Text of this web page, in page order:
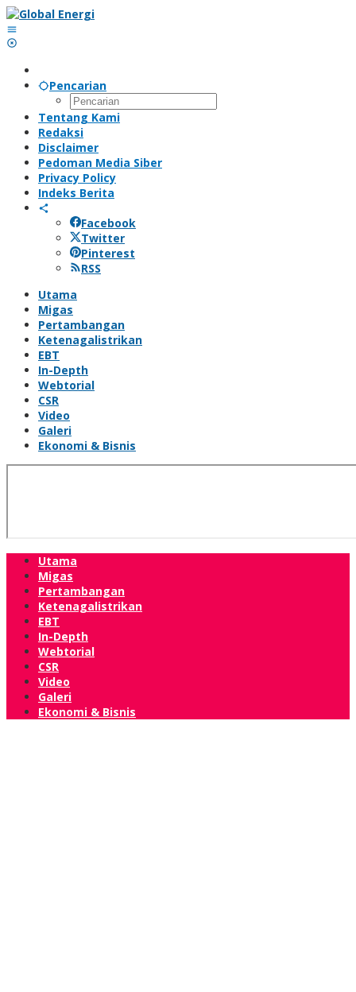
Lewati
ke
konten
Pencarian
Tentang Kami
Redaksi
Disclaimer
Pedoman Media Siber
Privacy Policy
Indeks Berita
Facebook
Twitter
Pinterest
RSS
Utama
Migas
Pertambangan
Ketenagalistrikan
EBT
In-Depth
Webtorial
CSR
Video
Galeri
Ekonomi & Bisnis
Utama
Migas
Pertambangan
Ketenagalistrikan
EBT
In-Depth
Webtorial
CSR
Video
Galeri
Ekonomi & Bisnis